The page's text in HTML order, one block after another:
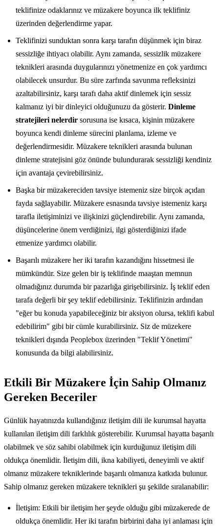
teklifinize odaklarınız ve müzakere boyunca ilk teklifiniz
üzerinden değerlendirme yapar.
Teklifinizi sunduktan sonra karşı tarafın düşünmek için biraz
sessizliğe ihtiyacı olabilir. Aynı zamanda, sessizlik müzakere
teknikleri arasında duygularınızı yönetmenize en çok yardımcı
olabilecek unsurdur. Bu süre zarfında savunma refleksinizi
azaltabilirsiniz, karşı tarafı daha aktif dinlemek için sessiz
kalmanız iyi bir dinleyici olduğunuzu da gösterir. Dinleme
stratejileri nelerdir sorusuna ise kısaca, kişinin müzakere
boyunca kendi dinleme sürecini planlama, izleme ve
değerlendirmesidir. Müzakere teknikleri arasında bulunan
dinleme stratejisini göz önünde bulundurarak sessizliği kendiniz
için avantaja çevirebilirsiniz.
Başka bir müzakereciden tavsiye istemeniz size birçok açıdan
fayda sağlayabilir. Müzakere esnasında tavsiye istemeniz karşı
tarafla iletişiminizi ve ilişkinizi güçlendirebilir. Aynı zamanda,
düşüncelerine önem verdiğinizi, ilgi gösterdiğinizi ifade
etmenize yardımcı olabilir.
Başarılı müzakere her iki tarafın kazandığını hissetmesi ile
mümkündür. Size gelen bir iş teklifinde maaştan memnun
olmadığınız durumda bir pazarlığa girişebilirsiniz. İş teklif eden
tarafa değerli bir şey teklif edebilirsiniz. Teklifinizin ardından
"eğer bu konuda yapabileceğiniz bir aksiyon olursa, teklifi kabul
edebilirim" gibi bir cümle kurabilirsiniz. Siz de müzekere
teknikleri dışında Peoplebox üzerinden "Teklif Yönetimi"
konusunda da bilgi alabilirsiniz.
Etkili Bir Müzakere İçin Sahip Olmanız
Gereken Beceriler
Günlük hayatınızda kullandığınız iletişim dili ile kurumsal hayatta
kullanılan iletişim dili farklılık gösterebilir. Kurumsal hayatta başarılı
olabilmek ve söz sahibi olabilmek için kurduğunuz iletişim dili
oldukça önemlidir. İletişim dili, ikna kabiliyeti, deneyimli ve aktif
olmanız müzakere tekniklerinde başarılı olmanıza katkıda bulunur.
Sahip olmanız gereken müzakere teknikleri şu şekilde sıralanabilir:
İletişim: Etkili bir iletişim her şeyde olduğu gibi müzakerede de
oldukça önemlidir. Her iki tarafın birbirini daha iyi anlaması için